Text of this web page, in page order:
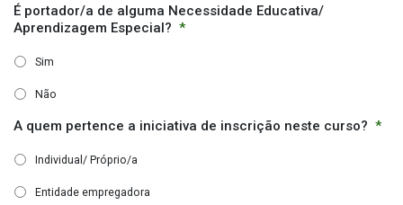
É portador/a de alguma Necessidade Educativa/
Aprendizagem Especial? *
Sim
Não
A quem pertence a iniciativa de inscrição neste curso? *
Individual/ Próprio/a
Entidade empregadora